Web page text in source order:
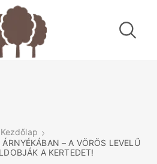
Kezdőlap
– A VÖRÖS LEVELŰ
A KERTEDET!